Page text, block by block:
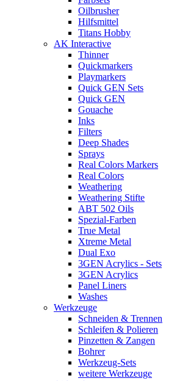
Oilbrusher
Hilfsmittel
Titans Hobby
AK Interactive
Thinner
Quickmarkers
Playmarkers
Quick GEN Sets
Quick GEN
Gouache
Inks
Filters
Deep Shades
Sprays
Real Colors Markers
Real Colors
Weathering
Weathering Stifte
ABT 502 Oils
Spezial-Farben
True Metal
Xtreme Metal
Dual Exo
3GEN Acrylics - Sets
3GEN Acrylics
Panel Liners
Washes
Werkzeuge
Schneiden & Trennen
Schleifen & Polieren
Pinzetten & Zangen
Bohrer
Werkzeug-Sets
weitere Werkzeuge